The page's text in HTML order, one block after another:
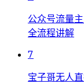
公众号流量
全流程讲解
7
宝子哥无人